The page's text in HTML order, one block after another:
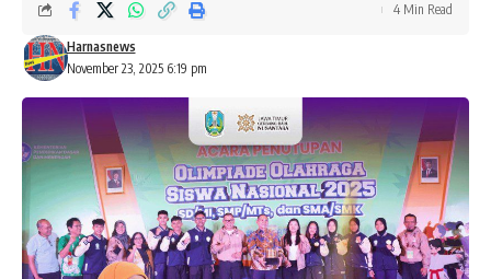
November 23, 2025 6:19 pm
Harnasnews
4 Min Read